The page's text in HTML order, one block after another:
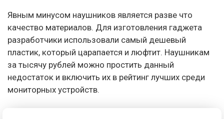
Явным минусом наушников является разве что
качество материалов. Для изготовления гаджета
разработчики использовали самый дешевый
пластик, который царапается и люфтит. Наушникам
за тысячу рублей можно простить данный
недостаток и включить их в рейтинг лучших среди
мониторных устройств.